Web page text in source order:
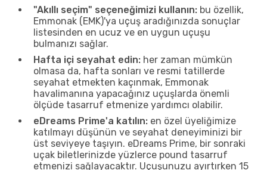
"Akıllı seçim" seçeneğimizi kullanın: bu özellik,
Emmonak (EMK)'ya uçuş aradığınızda sonuçlar
listesinden en ucuz ve en uygun uçuşu
bulmanızı sağlar.
Hafta içi seyahat edin: her zaman mümkün
olmasa da, hafta sonları ve resmi tatillerde
seyahat etmekten kaçınmak, Emmonak
havalimanına yapacağınız uçuşlarda önemli
ölçüde tasarruf etmenize yardımcı olabilir.
eDreams Prime'a katılın: en özel üyeliğimize
katılmayı düşünün ve seyahat deneyiminizi bir
üst seviyeye taşıyın. eDreams Prime, bir sonraki
uçak biletlerinizde yüzlerce pound tasarruf
etmenizi sağlayacaktır. Uçuşunuzu ayırtırken 15